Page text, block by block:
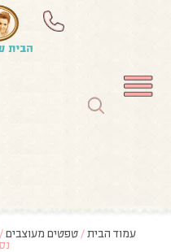
עמוד הבית/טפטים מעוצבים